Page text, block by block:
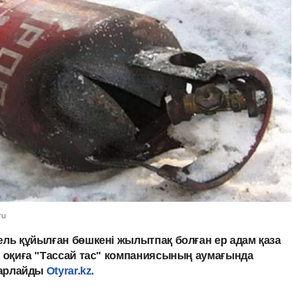
құйылған бөшкені жылытпақ болған ер адам қаза
"Тассай тас" компаниясының аумағында
Otyrar.kz.